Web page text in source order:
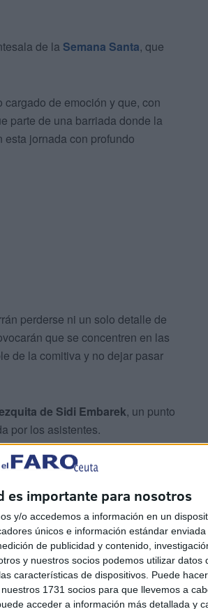
es importante para nosotros
y/o accedemos a información en un
únicos e información estándar
de publicidad y contenido,
y nuestros socios podemos utilizar datos
características de dispositivos. Puede
1731 socios para que llevemos a
acceder a información más detallada y
de la Semana Santa, que
cargado de emoción y que, con
parte de una barriada donde la
jornada con profundo
perderse ni un solo detalle de
que se concentren en las
de la comitiva y no dejar pasar
de Sidi Embarek, un punto
por los asistentes.
en elAcuartelamiento
de los actos más antiguos: la